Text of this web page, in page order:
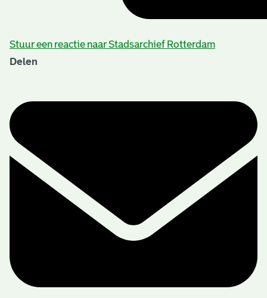
Stuur een reactie naar Stadsarchief Rotterdam
Delen